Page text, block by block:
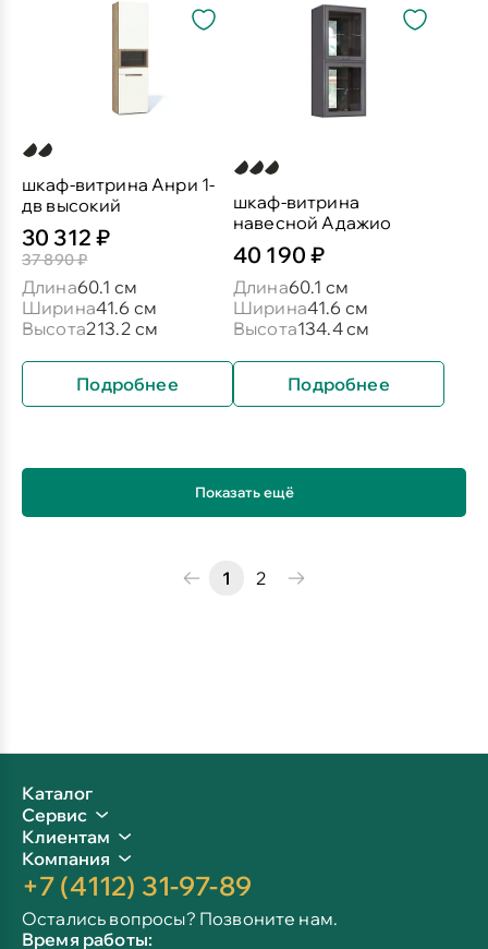
шкаф-витрина Анри 1-
дв высокий
30 312 ₽
37 890 ₽
Длина60.1 см
Ширина41.6 см
Высота213.2 см
Подробнее
шкаф-витрина
навесной Адажио
40 190 ₽
Длина60.1 см
Ширина41.6 см
Высота134.4 см
Подробнее
Показать ещё
1 2
Каталог
Сервис
Клиентам
Компания
+7 (4112) 31-97-89
Остались вопросы? Позвоните нам.
Время работы: